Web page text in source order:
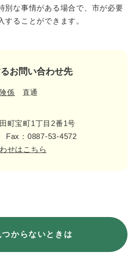
別な事情がある場合で、市が必要
することができます。
お問い合わせ先
係 直通
町宝町1丁目2番1号
Fax：0887-53-4572
せはこちら
つからないときは